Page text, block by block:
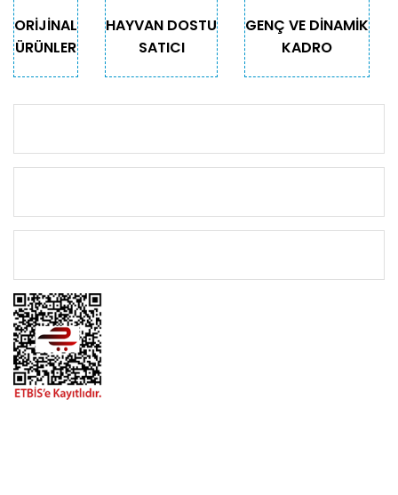
Gönder
ORİJİNAL
ÜRÜNLER
HAYVAN DOSTU
SATICI
GENÇ VE DİNAMİK
KADRO